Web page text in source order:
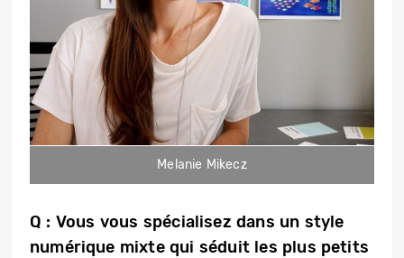
Melanie Mikecz
Q : Vous vous spécialisez dans un style
numérique mixte qui séduit les plus petits